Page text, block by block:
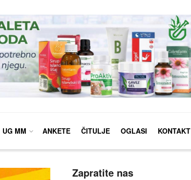
UG MM ANKETE ČITULJE OGLASI KONTAKT
Zapratite nas